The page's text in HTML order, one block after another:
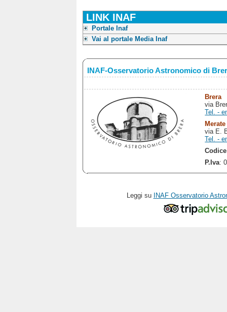
LINK INAF
Portale Inaf
Vai al portale Media Inaf
INAF-Osservatorio Astronomico di
Brera
via
Tel. -
Merate
via E.
Tel. -
P.Iva:
Leggi su INAF Osservatorio